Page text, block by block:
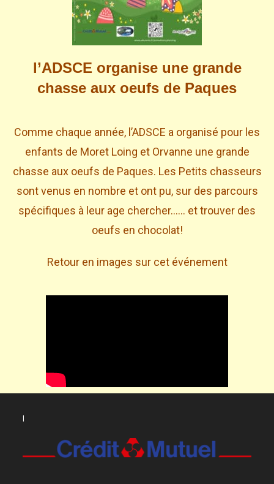
l’ADSCE organise une grande
chasse aux oeufs de Paques
Comme chaque année, l’ADSCE a organisé pour les
enfants de Moret Loing et Orvanne une grande
chasse aux oeufs de Paques. Les Petits chasseurs
sont venus en nombre et ont pu, sur des parcours
spécifiques à leur age chercher…… et trouver des
oeufs en chocolat!
Retour en images sur cet événement